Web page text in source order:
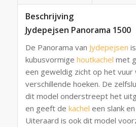
Beschrijving
Jydepejsen Panorama 1500
De Panorama van Jydepejsen
kubusvormige houtkachel met
een geweldig zicht op het vuur
verschillende hoeken. De
dit model onderstreept het
en geeft de kachel een slank
Uiteraard is ook dit model